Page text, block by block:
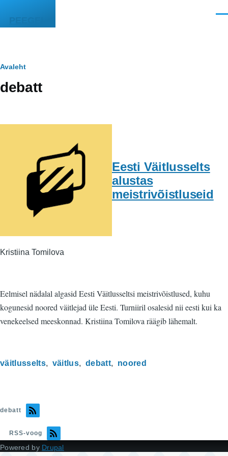
PEEGEL
Leivapuru
Avaleht
debatt
Eesti Väitlusselts
alustas
meistrivõistluseid
Kristiina Tomilova
Eelmisel nädalal algasid Eesti Väitlusseltsi meistrivõistlused, kuhu
kogunesid noored väitlejad üle Eesti. Turniiril osalesid nii eesti kui ka
venekeelsed meeskonnad. Kristiina Tomilova räägib lähemalt.
väitlusselts väitlus debatt noored
debatt
RSS-voog
Powered by Drupal